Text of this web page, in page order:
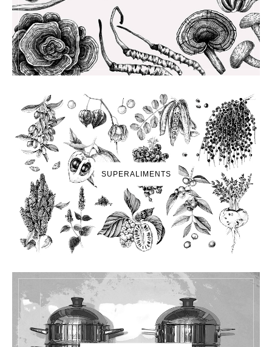
SUPERALIMENTS